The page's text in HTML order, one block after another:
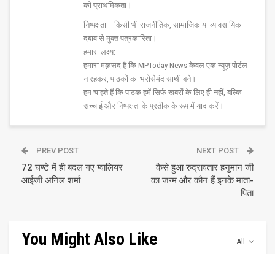
को प्राथमिकता।
निष्पक्षता – किसी भी राजनीतिक, सामाजिक या व्यावसायिक
दबाव से मुक्त पत्रकारिता।
हमारा लक्ष्य:
हमारा मक़सद है कि MPToday News केवल एक न्यूज़ पोर्टल
न रहकर, पाठकों का भरोसेमंद साथी बने।
हम चाहते हैं कि पाठक हमें सिर्फ खबरों के लिए ही नहीं, बल्कि
सच्चाई और निष्पक्षता के प्रतीक के रूप में याद करें।
PREV POST
72 घण्टे में ही बदल गए ग्वालियर
आईजी अनिल शर्मा
NEXT POST
कैसे हुआ रुद्रावतार हनुमान जी
का जन्म और कौन हैं इनके माता-
पिता
All
You Might Also Like